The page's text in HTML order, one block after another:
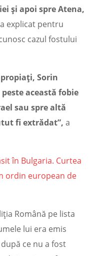
și apoi spre Atena,
a explicat pentru
cazul fostului
Sorin
această fobie
sau spre altă
fi extrădat”, a
în Bulgaria. Curtea
ordin european de
Română pe lista
lui era emis
ce nu a fost